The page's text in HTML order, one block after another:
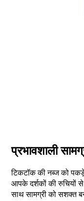
प्रभावशाली
टिकटॉक की नब्ज को
आपके दर्शकों की रुचियों
साथ सामग्री को सशक्त